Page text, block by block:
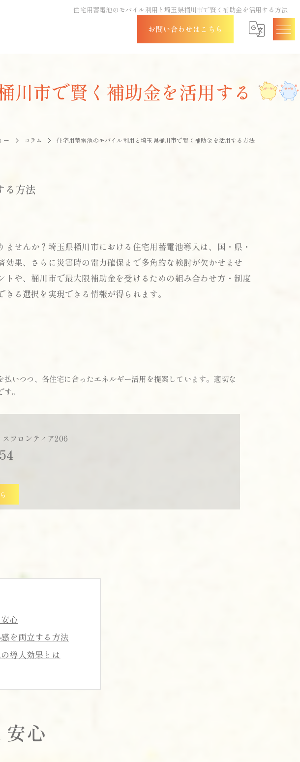
住宅用蓄電池のモバイル利用と埼玉県桶川市で賢く補助金を活用する方法
お問い合わせはこちら
川市で賢く補助金を活用する
ー コラム 住宅用蓄電池のモバイル利用と埼玉県桶川市で賢く補助金を活用する方法
る方法
せんか？埼玉県桶川市における住宅用蓄電池導入は、国・県・
果、さらに災害時の電力確保まで多角的な検討が欠かせませ
や、桶川市で最大限補助金を受けるための組み合わせ方・制度
る選択を実現できる情報が得られます。
いつつ、各住宅に合ったエネルギー活用を提案しています。適切な
。
フロンティア206
心
を両立する方法
導入効果とは
由と家計への影響
補助金の活用法
のポイント
選び方のコツ
心